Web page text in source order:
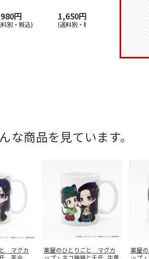
円
別・税込)
1,650円
(送料別・税込) (送料別
な商品を見ています。
マグカ
氏 茶会
薬屋のひとりごと マグカ
ップ・ネコ猫猫と壬氏_牛黄
薬屋
ップ